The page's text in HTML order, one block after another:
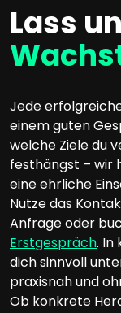
Lass
Jede
einem guten
welche Ziele du
festhängst – wir
eine ehrliche
Nutze das
Anfrage oder
Erstgespräch. In
dich sinnvoll
praxisnah und
Ob konkrete